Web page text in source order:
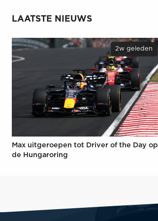
LAATSTE NIEUWS
2w geleden
Max uitgeroepen tot Driver of the Day op
de Hungaroring